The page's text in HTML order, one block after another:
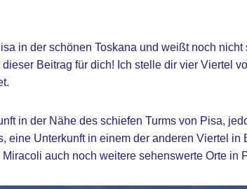
in der schönen Toskana und weißt noch nicht
Beitrag für dich! Ich stelle dir vier Viertel
in der Nähe des schiefen Turms von Pisa,
eine Unterkunft in einem der anderen Viertel
auch noch weitere sehenswerte Orte in